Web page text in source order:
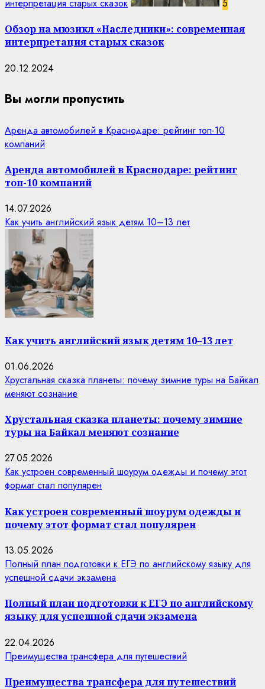
интерпретация старых сказок 5
Обзор на мюзикл «Наследники»: современная
интерпретация старых сказок
20.12.2024
Вы могли пропустить
Аренда автомобилей в Краснодаре: рейтинг топ-10
компаний
Аренда автомобилей в Краснодаре: рейтинг
топ-10 компаний
14.07.2026
Как учить английский язык детям 10–13 лет
Как учить английский язык детям 10–13 лет
01.06.2026
Хрустальная сказка планеты: почему зимние туры на Байкал
меняют сознание
Хрустальная сказка планеты: почему зимние
туры на Байкал меняют сознание
27.05.2026
Как устроен современный шоурум одежды и почему этот
формат стал популярен
Как устроен современный шоурум одежды и
почему этот формат стал популярен
13.05.2026
Полный план подготовки к ЕГЭ по английскому языку для
успешной сдачи экзамена
Полный план подготовки к ЕГЭ по английскому
языку для успешной сдачи экзамена
22.04.2026
Преимущества трансфера для путешествий
Преимущества трансфера для путешествий